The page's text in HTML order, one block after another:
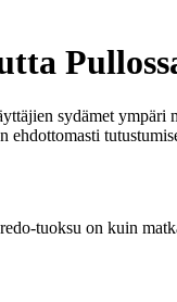
sydämet
ehdottomasti
tuoksu on kuin